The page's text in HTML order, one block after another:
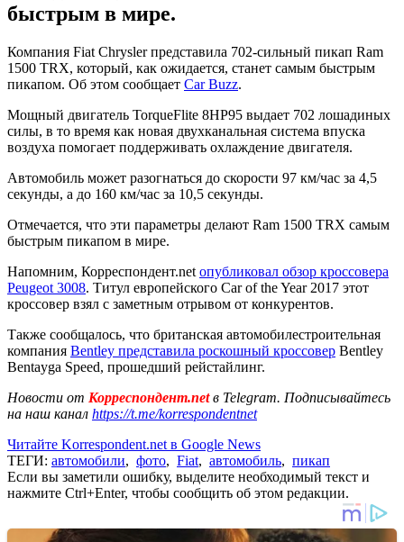
быстрым в мире.
Компания Fiat Chrysler представила 702-сильный пикап Ram
1500 TRX, который, как ожидается, станет самым быстрым
пикапом. Об этом сообщает Car Buzz.
Мощный двигатель TorqueFlite 8HP95 выдает 702 лошадиных
силы, в то время как новая двухканальная система впуска
воздуха помогает поддерживать охлаждение двигателя.
Автомобиль может разогнаться до скорости 97 км/час за 4,5
секунды, а до 160 км/час за 10,5 секунды.
Отмечается, что эти параметры делают Ram 1500 TRX самым
быстрым пикапом в мире.
Напомним, Корреспондент.net опубликовал обзор кроссовера
Peugeot 3008. Титул европейского Car of the Year 2017 этот
кроссовер взял с заметным отрывом от конкурентов.
Также сообщалось, что британская автомобилестроительная
компания Bentley представила роскошный кроссовер Bentley
Bentayga Speed, прошедший рейстайлинг.
Новости от Корреспондент.netв Telegram. Подписывайтесь
на наш канал https://t.me/korrespondentnet
Читайте Korrespondent.net в Google News
ТЕГИ: автомобили, фото, Fiat, автомобиль, пикап
Если вы заметили ошибку, выделите необходимый текст и
нажмите Ctrl+Enter, чтобы сообщить об этом редакции.